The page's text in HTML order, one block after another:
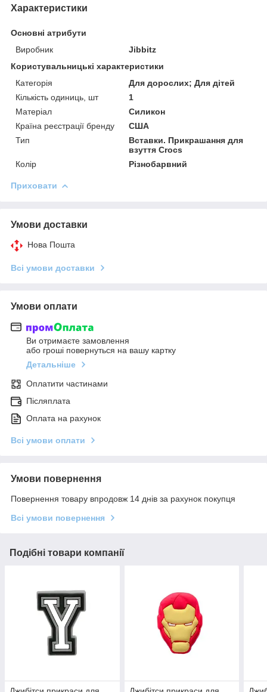
Характеристики
Основні атрибути
Виробник
Jibbitz
Користувальницькі характеристики
Категорія
Для дорослих; Для дітей
Кількість одиниць, шт
1
Матеріал
Силикон
Країна реєстрації бренду
США
Тип
Вставки. Прикрашання для
взуття Crocs
Колір
Різнобарвний
Приховати
Умови доставки
Нова Пошта
Всі умови доставки
Умови оплати
Ви отримаєте замовлення
або гроші повернуться на вашу картку
Детальніше
Оплатити частинами
Післяплата
Оплата на рахунок
Всі умови оплати
Умови повернення
Повернення товару впродовж 14 днів за рахунок покупця
Всі умови повернення
Подібні товари компанії